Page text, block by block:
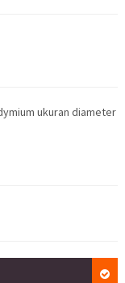
ukuran diameter